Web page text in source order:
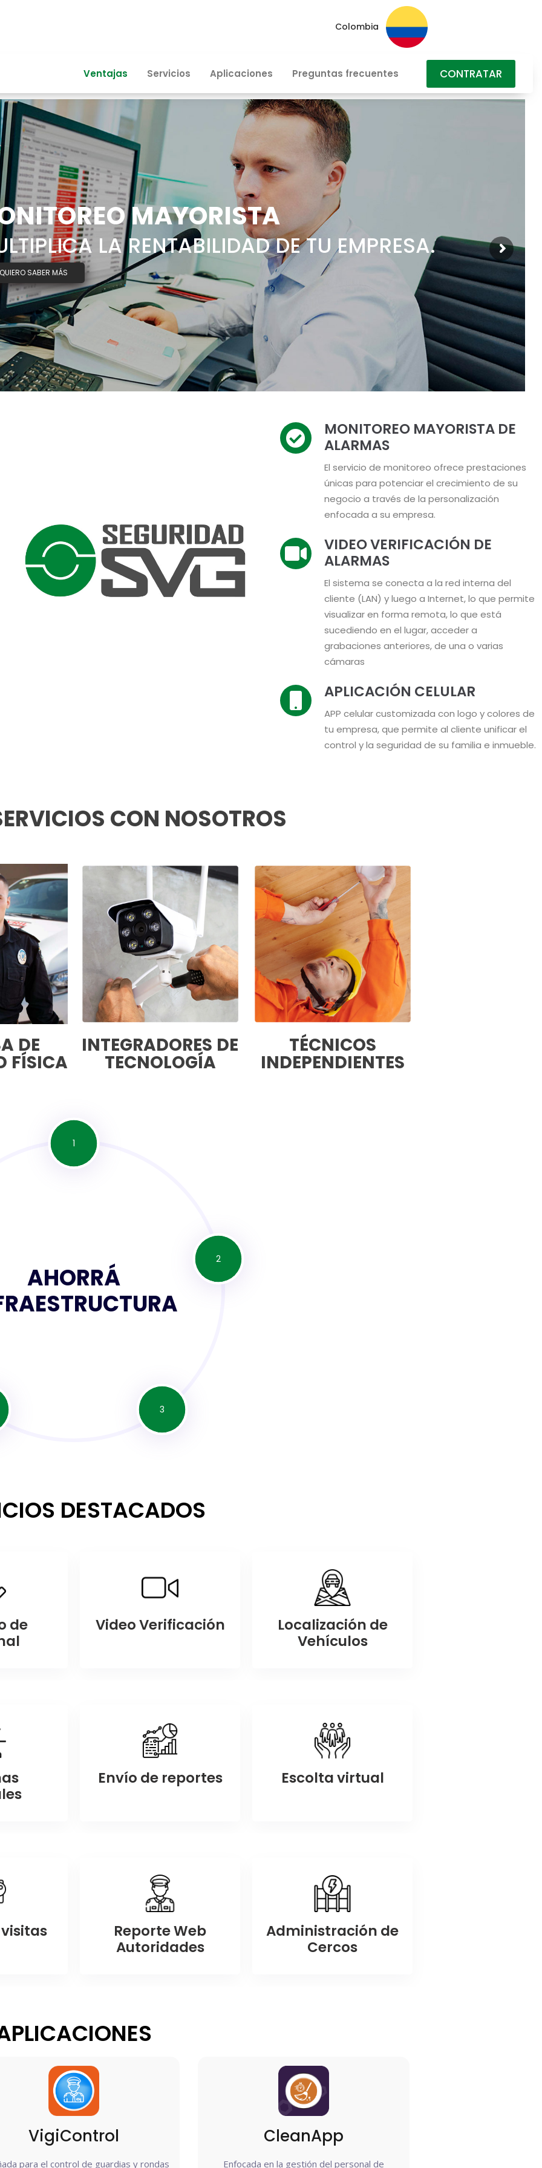
Colombia
Ventajas Servicios Aplicaciones Preguntas frecuentes CONTRATAR
QUIERO SABER MÁS
MAYORISTA
LA RENTABILIDAD DE TU EMPRESA.
MONITOREO MAYORISTA DE
ALARMAS
El servicio de monitoreo ofrece prestaciones
únicas para potenciar el crecimiento de su
negocio a través de la personalización
enfocada a su empresa.
VIDEO VERIFICACIÓN DE
ALARMAS
El sistema se conecta a la red interna del
cliente (LAN) y luego a Internet, lo que permite
visualizar en forma remota, lo que está
sucediendo en el lugar, acceder a
grabaciones anteriores, de una o varias
cámaras
APLICACIÓN CELULAR
APP celular customizada con logo y colores de
tu empresa, que permite al cliente unificar el
control y la seguridad de su familia e inmueble.
CON NOSOTROS
DE
FÍSICA
INTEGRADORES DE
TECNOLOGÍA
TÉCNICOS
INDEPENDIENTES
1
AHORRÁ
2
3
DESTACADOS
de
Video Verificación
Localización de
Vehículos
Envío de reportes Escolta virtual
Reporte Web
Autoridades
Administración de
Cercos
VigiControl
para el control de guardias y rondas
CleanApp
Enfocada en la gestión del personal de